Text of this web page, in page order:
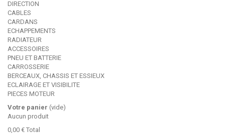
DIRECTION
CABLES
CARDANS
ECHAPPEMENTS
RADIATEUR
ACCESSOIRES
PNEU ET BATTERIE
CARROSSERIE
BERCEAUX, CHASSIS ET ESSIEUX
ECLAIRAGE ET VISIBILITE
PIECES MOTEUR
Votre panier (vide)
Aucun produit
0,00 € Total